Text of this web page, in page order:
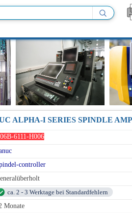
6111-H006
controller
ca. 2 - 3 Werktage bei Standardfehlern
Monate